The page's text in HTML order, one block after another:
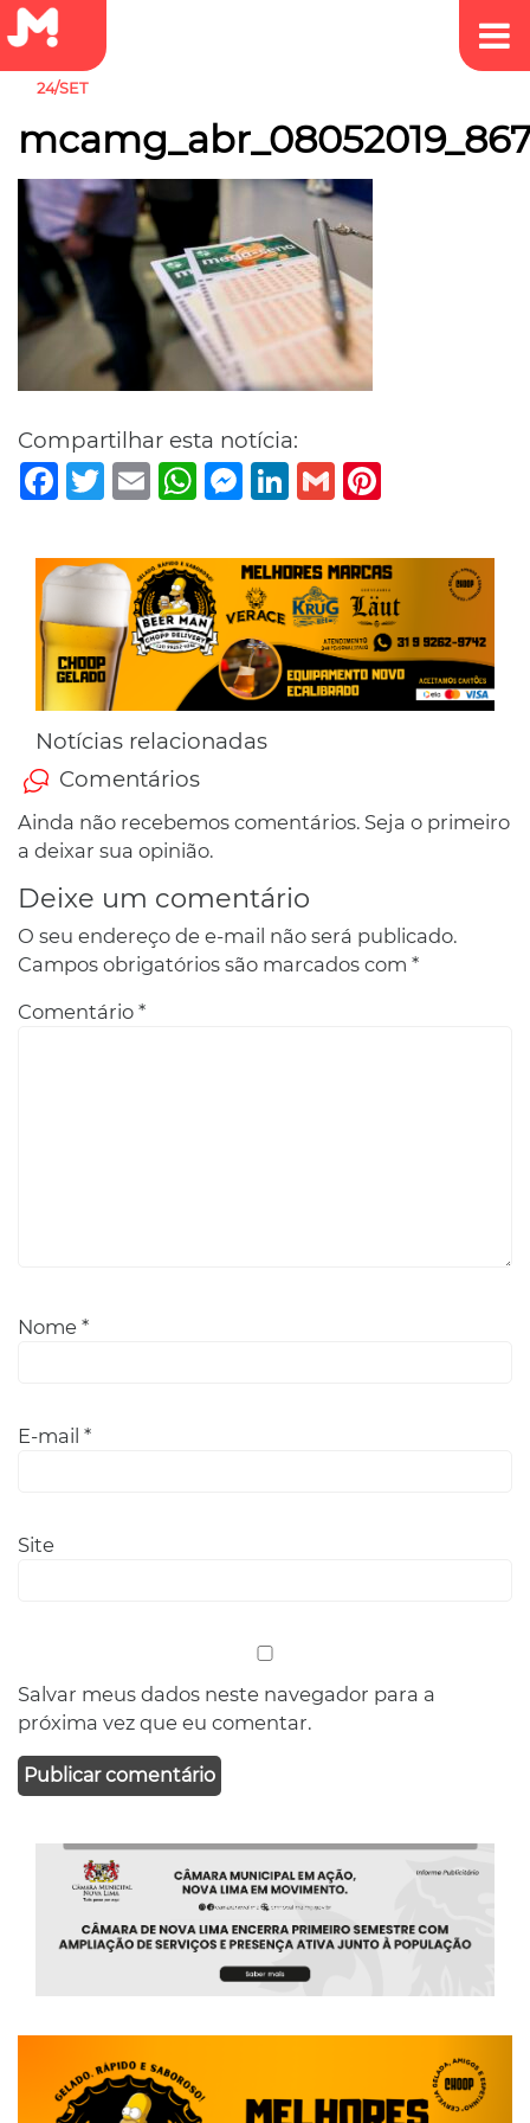
24/SET
Compartilhar esta notícia:
Facebook
TwitterEmail WhatsAppMessenger
LinkedIn
Gmail
Notícias relacionadas
Comentários
Ainda não recebemos comentários. Seja o primeiro
a deixar sua opinião.
Deixe um comentário
O seu endereço de e-mail não será publicado.
Campos obrigatórios são marcados com *
Comentário *
Nome *
E-mail *
Site
Salvar meus dados neste navegador para a
próxima vez que eu comentar.